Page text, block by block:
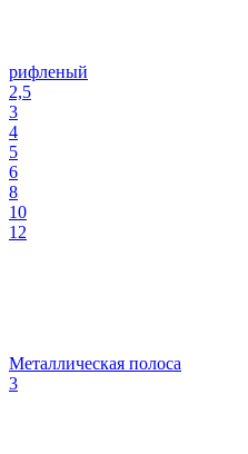
рифленый
2,5
3
4
5
6
8
10
12
Металлическая полоса
3